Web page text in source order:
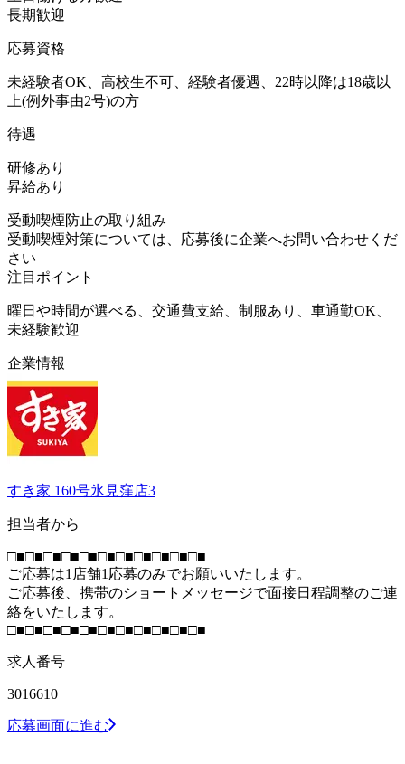
長期歓迎
応募資格
未経験者OK、高校生不可、経験者優遇、22時以降は18歳以
上(例外事由2号)の方
待遇
研修あり
昇給あり
受動喫煙防止の取り組み
受動喫煙対策については、応募後に企業へお問い合わせくだ
さい
注目ポイント
曜日や時間が選べる、交通費支給、制服あり、車通勤OK、
未経験歓迎
企業情報
すき家 160号氷見窪店3
担当者から
□■□■□■□■□■□■□■□■□■□■□■
ご応募は1店舗1応募のみでお願いいたします。
ご応募後、携帯のショートメッセージで面接日程調整のご連
絡をいたします。
□■□■□■□■□■□■□■□■□■□■□■
求人番号
3016610
応募画面に進む